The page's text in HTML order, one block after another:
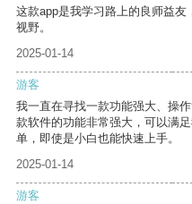
这款app是我学习路上的良师益
视野。
2025-01-14
游客
我一直在寻找一款功能强大、操
款软件的功能非常强大，可以满
单，即使是小白也能快速上手。
2025-01-14
游客